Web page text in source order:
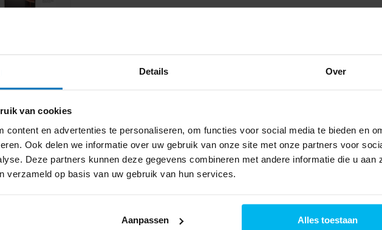
Details Over
van cookies
content en advertenties te personaliseren, om functies voor social media te bieden en
Ook delen we informatie over uw gebruik van onze site met onze partners voor
Deze partners kunnen deze gegevens combineren met andere informatie die u aan
verzameld op basis van uw gebruik van hun services.
Aanpassen Alles toestaan